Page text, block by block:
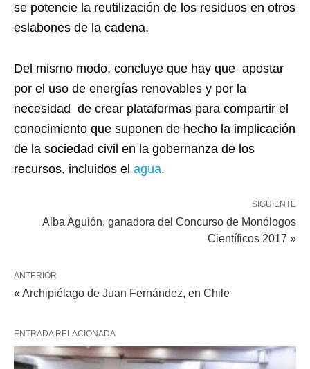
se potencie la reutilización de los residuos en otros
eslabones de la cadena.
Del mismo modo, concluye que hay que apostar
por el uso de energías renovables y por la
necesidad de crear plataformas para compartir el
conocimiento que suponen de hecho la implicación
de la sociedad civil en la gobernanza de los
recursos, incluidos el agua.
SIGUIENTE
Alba Aguión, ganadora del Concurso de Monólogos
Científicos 2017 »
ANTERIOR
« Archipiélago de Juan Fernández, en Chile
ENTRADA RELACIONADA